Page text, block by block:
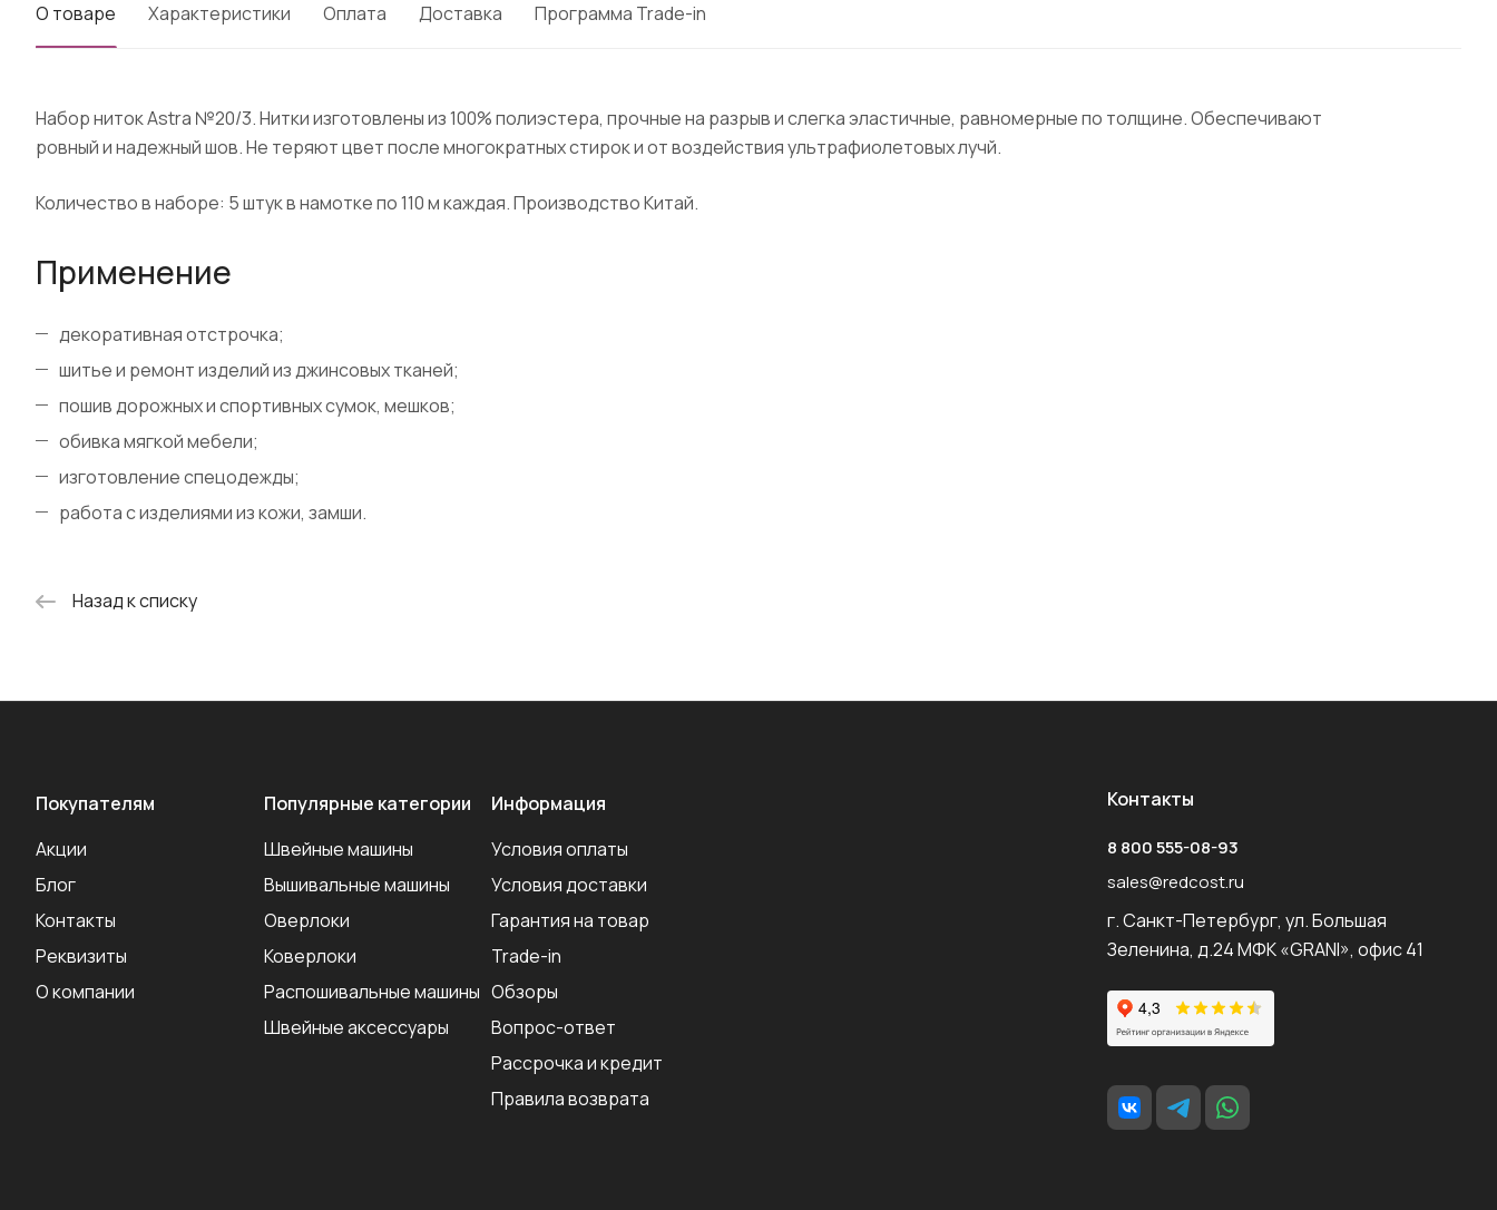
О товаре Характеристики Оплата Доставка Программа Trade-in
Набор ниток Astra №20/3. Нитки изготовлены из 100% полиэстера, прочные на разрыв и слегка эластичные, равномерные по толщине. Обеспечивают
ровный и надежный шов. Не теряют цвет после многократных стирок и от воздействия ультрафиолетовых лучй.
Количество в наборе: 5 штук в намотке по 110 м каждая. Производство Китай.
Применение
декоративная отстрочка;
шитье и ремонт изделий из джинсовых тканей;
пошив дорожных и спортивных сумок, мешков;
обивка мягкой мебели;
изготовление спецодежды;
работа с изделиями из кожи, замши.
Назад к списку
Покупателям
Акции
Блог
Контакты
Реквизиты
О компании
Популярные категории
Швейные машины
Вышивальные машины
Оверлоки
Коверлоки
Распошивальные машины
Швейные аксеcсуары
Информация
Условия оплаты
Условия доставки
Гарантия на товар
Trade-in
Обзоры
Вопрос-ответ
Рассрочка и кредит
Правила возврата
Контакты
8 800 555-08-93
sales@redcost.ru
г. Санкт-Петербург, ул. Большая
Зеленина, д.24 МФК «GRANI», офис 41